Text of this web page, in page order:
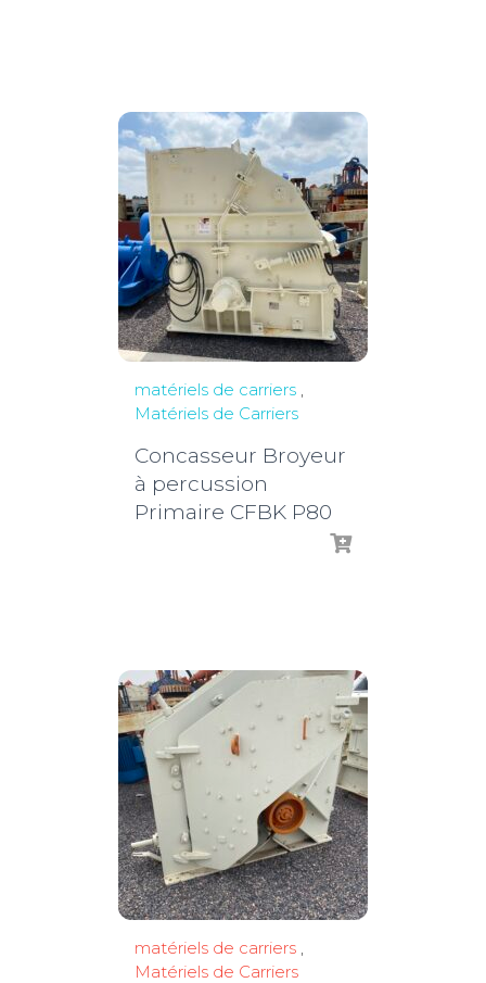
matériels de carriers ,
Matériels de Carriers
Concasseur Broyeur
à percussion
Primaire CFBK P80
matériels de carriers ,
Matériels de Carriers